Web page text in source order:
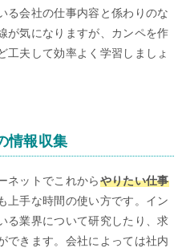
る会社の仕事内容と係わりのな
が気になりますが、カンペを作
工夫して効率よく学習しましょ
情報収集
ネットでこれからやりたい仕事
上手な時間の使い方です。イン
る業界について研究したり、求
できます。会社によっては社内